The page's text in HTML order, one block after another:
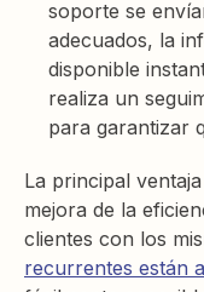
soporte se
adecuados, la
disponible
realiza un
para garantizar
La principal
mejora de la
clientes con los
recurrentes están